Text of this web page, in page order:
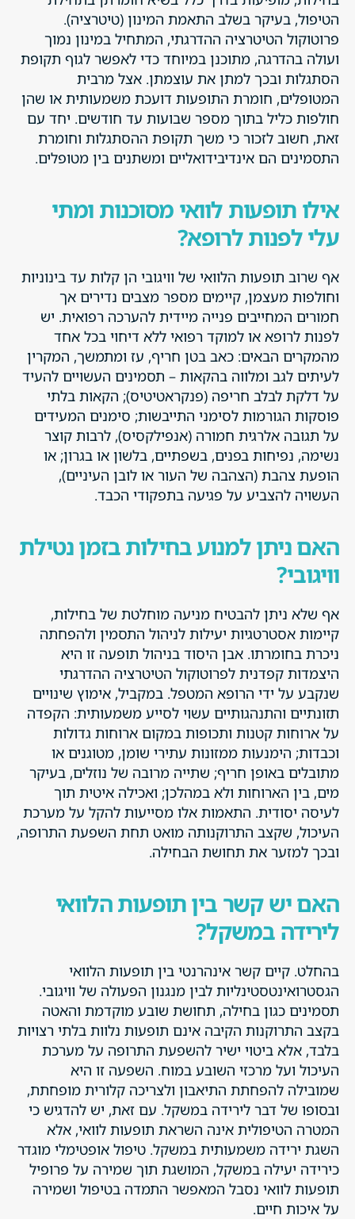
הטיפול, בעיקר בשלב התאמת המינון (טיטרציה).
פרוטוקול הטיטרציה ההדרגתי, המתחיל במינון נמוך
ועולה בהדרגה, מתוכנן במיוחד כדי לאפשר לגוף תקופת
הסתגלות ובכך למתן את עוצמתן. אצל מרבית
המטופלים, חומרת התופעות דועכת משמעותית או שהן
חולפות כליל בתוך מספר שבועות עד חודשים. יחד עם
זאת, חשוב לזכור כי משך תקופת ההסתגלות וחומרת
התסמינים הם אינדיבידואליים ומשתנים בין מטופלים.
אילו תופעות לוואי מסוכנות ומתי
עלי לפנות לרופא?
אף שרוב תופעות הלוואי של וויגובי הן קלות עד בינוניות
וחולפות מעצמן, קיימים מספר מצבים נדירים אך
חמורים המחייבים פנייה מיידית להערכה רפואית. יש
לפנות לרופא או למוקד רפואי ללא דיחוי בכל אחד
מהמקרים הבאים: כאב בטן חריף, עז ומתמשך, המקרין
לעיתים לגב ומלווה בהקאות – תסמינים העשויים להעיד
על דלקת לבלב חריפה (פנקראטיטיס); הקאות בלתי
פוסקות הגורמות לסימני התייבשות; סימנים המעידים
על תגובה אלרגית חמורה (אנפילקסיס), לרבות קוצר
נשימה, נפיחות בפנים, בשפתיים, בלשון או בגרון; או
הופעת צהבת (הצהבה של העור או לובן העיניים),
העשויה להצביע על פגיעה בתפקודי הכבד.
האם ניתן למנוע בחילות בזמן נטילת
וויגובי?
אף שלא ניתן להבטיח מניעה מוחלטת של בחילות,
קיימות אסטרטגיות יעילות לניהול התסמין ולהפחתה
ניכרת בחומרתו. אבן היסוד בניהול תופעה זו היא
היצמדות קפדנית לפרוטוקול הטיטרציה ההדרגתי
שנקבע על ידי הרופא המטפל. במקביל, אימוץ שינויים
תזונתיים והתנהגותיים עשוי לסייע משמעותית: הקפדה
על ארוחות קטנות ותכופות במקום ארוחות גדולות
וכבדות; הימנעות ממזונות עתירי שומן, מטוגנים או
מתובלים באופן חריף; שתייה מרובה של נוזלים, בעיקר
מים, בין הארוחות ולא במהלכן; ואכילה איטית תוך
לעיסה יסודית. התאמות אלו מסייעות להקל על מערכת
העיכול, שקצב התרוקנותה מואט תחת השפעת התרופה,
ובכך למזער את תחושת הבחילה.
האם יש קשר בין תופעות הלוואי
לירידה במשקל?
בהחלט. קיים קשר אינהרנטי בין תופעות הלוואי
הגסטרואינטסטינליות לבין מנגנון הפעולה של וויגובי.
תסמינים כגון בחילה, תחושת שובע מוקדמת והאטה
בקצב התרוקנות הקיבה אינם תופעות נלוות בלתי רצויות
בלבד, אלא ביטוי ישיר להשפעת התרופה על מערכת
העיכול ועל מרכזי השובע במוח. השפעה זו היא
שמובילה להפחתת התיאבון ולצריכה קלורית מופחתת,
ובסופו של דבר לירידה במשקל. עם זאת, יש להדגיש כי
המטרה הטיפולית אינה השראת תופעות לוואי, אלא
השגת ירידה משמעותית במשקל. טיפול אופטימלי מוגדר
כירידה יעילה במשקל, המושגת תוך שמירה על פרופיל
תופעות לוואי נסבל המאפשר התמדה בטיפול ושמירה
על איכות חיים.